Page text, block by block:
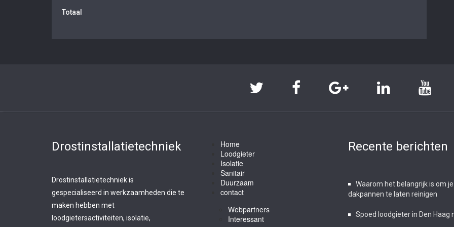
Totaal
Drostinstallatietechniek
Drostinstallatietechniek is
gespecialiseerd in werkzaamheden die te
maken hebben met
loodgietersactiviteiten, isolatie,
Home
Loodgieter
Isolatie
Sanitair
Duurzaam
contact
Webpartners
Interessant
Recente berichten
Waarom het belangrijk is om je
dakpannen te laten reinigen
Spoed loodgieter in Den Haag